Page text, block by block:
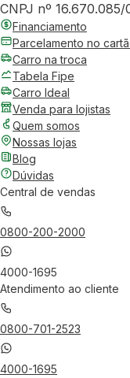
CNPJ nº 16.670.085/
Financiamento
Parcelamento no
Carro na troca
Tabela Fipe
Carro Ideal
Venda para lojistas
Quem somos
Nossas lojas
Blog
Dúvidas
Central de vendas
0800-200-2000
4000-1695
Atendimento ao cliente
0800-701-2523
4000-1695